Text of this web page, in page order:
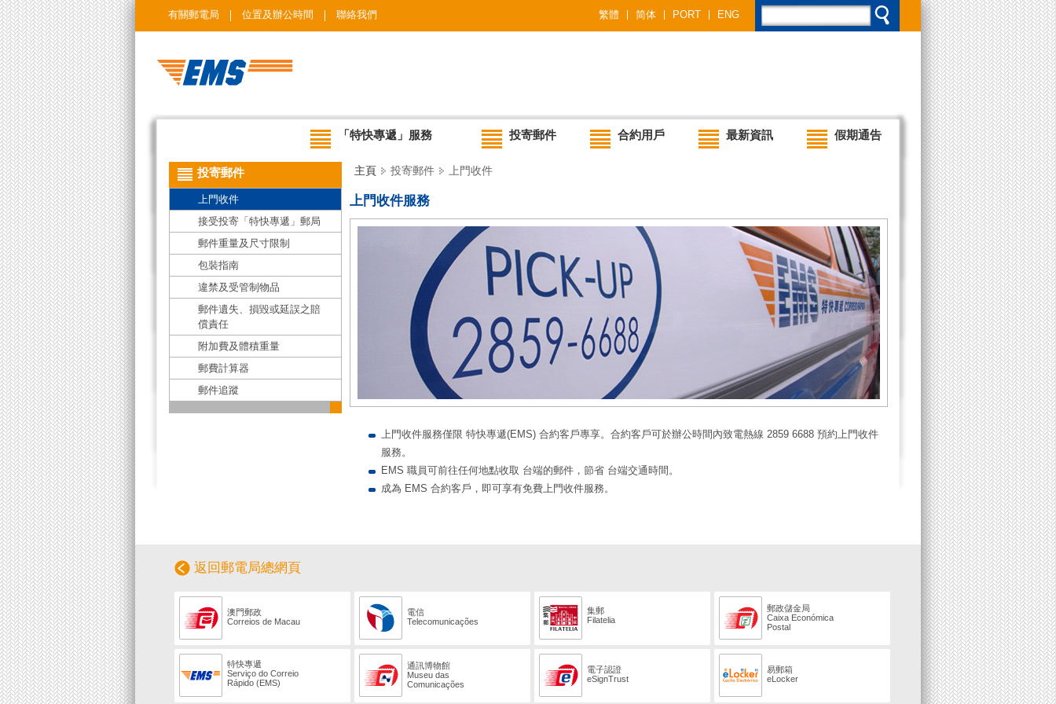
有關郵電局 位置及辦公時間 聯絡我們 繁體 简体 PORT ENG
「特快專遞」服務 投寄郵件 合約用戶 最新資訊 假期通告
投寄郵件
上門收件
接受投寄「特快專遞」郵局
郵件重量及尺寸限制
包裝指南
違禁及受管制物品
郵件遺失、損毀或延誤之賠
償責任
附加費及體積重量
郵費計算器
郵件追蹤
主頁 投寄郵件 上門收件
上門收件服務
上門收件服務僅限 特快專遞(EMS) 合約客戶專享。合約客戶可於辦公時間內致電熱線 2859 6688 預約上門收件
服務。
EMS 職員可前往任何地點收取 台端的郵件，節省 台端交通時間。
成為 EMS 合約客戶，即可享有免費上門收件服務。
返回郵電局總網頁
澳門郵政
Correios de Macau
電信
Telecomunicações
集郵
Filatelia
郵政儲金局
Caixa Económica
Postal
特快專遞
Serviço do Correio
Rápido (EMS)
通訊博物館
Museu das
Comunicações
電子認證
eSignTrust
易郵箱
eLocker